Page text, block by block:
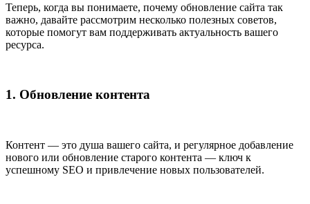
Теперь, когда вы понимаете, почему обновление сайта так
важно, давайте рассмотрим несколько полезных советов,
которые помогут вам поддерживать актуальность вашего
ресурса.
1. Обновление контента
Контент — это душа вашего сайта, и регулярное добавление
нового или обновление старого контента — ключ к
успешному SEO и привлечение новых пользователей.